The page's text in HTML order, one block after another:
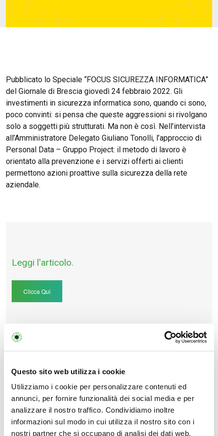
Questo sito web utilizza i cookie
Utilizziamo i cookie per personalizzare contenuti ed
annunci, per fornire funzionalità dei social media e per
analizzare il nostro traffico. Condividiamo inoltre
informazioni sul modo in cui utilizza il nostro sito con i
nostri partner che si occupano di analisi dei dati web,
Pubblicato lo Speciale “FOCUS SICUREZZA INFORMATICA”
del Giornale di Brescia giovedì 24 febbraio 2022. Gli
investimenti in sicurezza informatica sono, quando ci sono,
poco convinti: si pensa che queste aggressioni si rivolgano
solo a soggetti più strutturati. Ma non è così. Nell’intervista
all’Amministratore Delegato Giuliano Tonolli, l’approccio di
Personal Data – Gruppo Project: il metodo di lavoro è
orientato alla prevenzione e i servizi offerti ai clienti
permettono azioni proattive sulla sicurezza della rete
aziendale.
Leggi l'articolo.
Clicca Qui
Ultimi Articoli
Personal Data e Fasternet: